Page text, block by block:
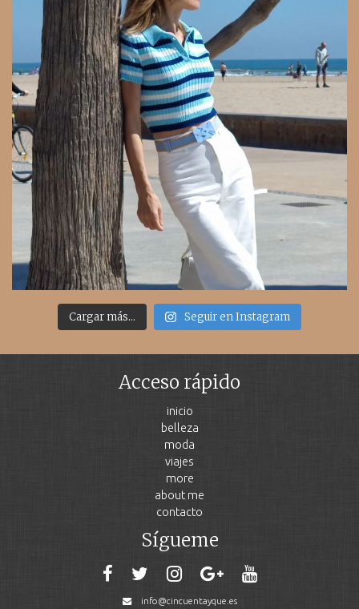
Cargar más... Seguir en Instagram
Acceso rápido
inicio
belleza
moda
viajes
more
about me
contacto
Sígueme
info@cincuentayque.es